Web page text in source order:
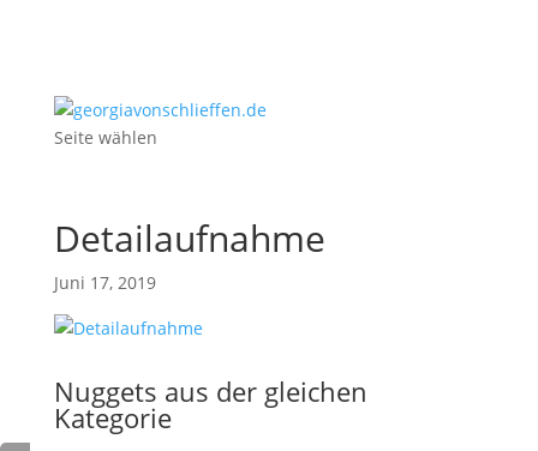
Seite wählen
Detailaufnahme
Juni 17, 2019
Nuggets aus der gleichen
Kategorie